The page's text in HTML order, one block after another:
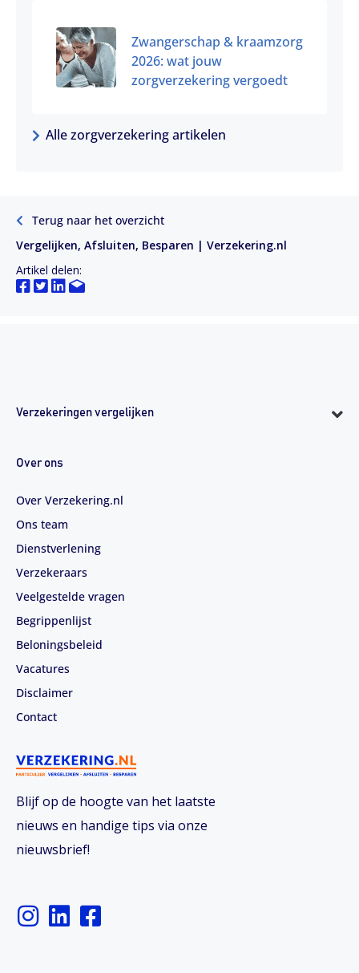
Zwangerschap & kraamzorg
2026: wat jouw
zorgverzekering vergoedt
Alle zorgverzekering artikelen
Terug naar het overzicht
Vergelijken, Afsluiten, Besparen | Verzekering.nl
Artikel delen:
Blijf op de hoogte van het laatste
nieuws en handige tips via onze
nieuwsbrief!
I
n
L
i
F
a
Verzekeringen vergelijken
Over ons
Over Verzekering.nl
Ons team
Dienstverlening
Verzekeraars
Veelgestelde vragen
Begrippenlijst
Beloningsbeleid
Vacatures
Disclaimer
Contact